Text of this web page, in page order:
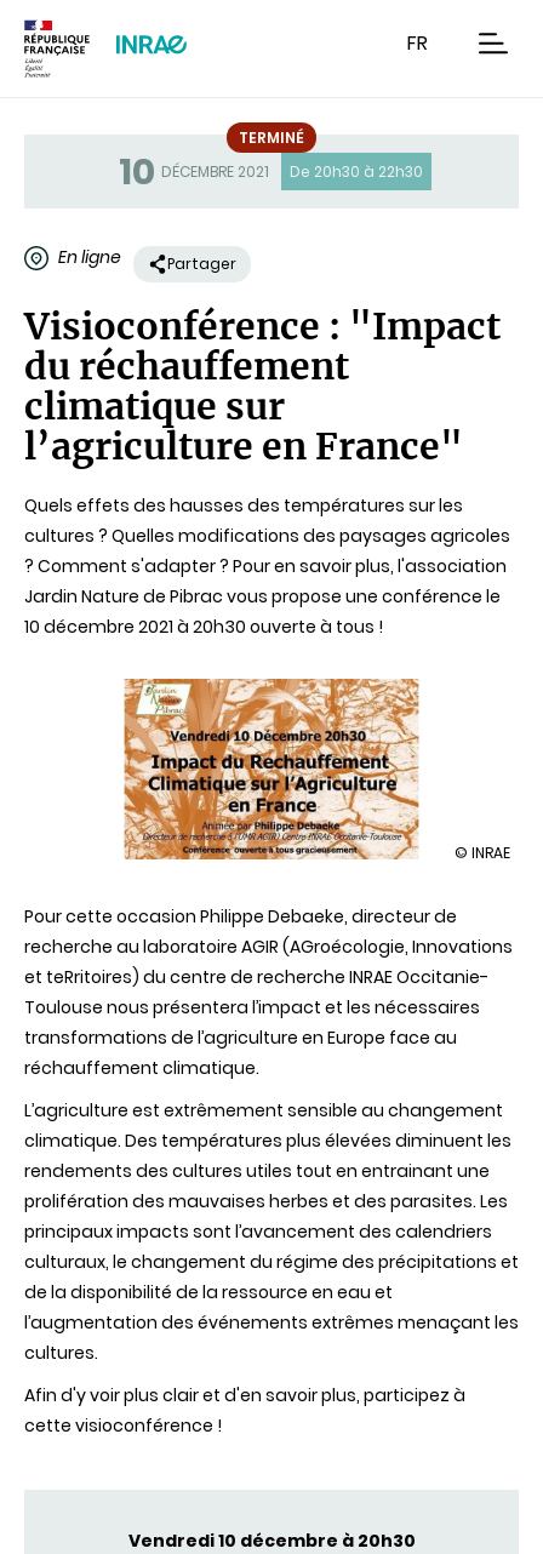
FR
10 DÉCEMBRE 2021 De 20h30 à 22h30
Statut
TERMINÉ
En ligne Partager
Visioconférence : "Impact
du réchauffement
climatique sur
l’agriculture en France"
Quels effets des hausses des températures sur les
cultures ? Quelles modifications des paysages agricoles
? Comment s'adapter ? Pour en savoir plus, l'association
Jardin Nature de Pibrac vous propose une conférence le
10 décembre 2021 à 20h30 ouverte à tous !
illustration
"Impact
climatique
en
© INRAE
Pour cette occasion Philippe Debaeke, directeur de
recherche au laboratoire AGIR (AGroécologie, Innovations
et teRritoires) du centre de recherche INRAEOccitanie-
Toulouse nous présentera l’impact et les nécessaires
transformations de l’agriculture en Europe face au
réchauffement climatique.
L’agriculture est extrêmement sensible au changement
climatique. Des températures plus élevées diminuent les
rendements des cultures utiles tout en entrainant une
prolifération des mauvaises herbes et des parasites. Les
principaux impacts sont l’avancement des calendriers
culturaux, le changement du régime des précipitations et
de la disponibilité de la ressource en eau et
l’augmentation des événements extrêmes menaçant les
cultures.
Afin d'y voir plus clair et d'en savoir plus, participez à
cette visioconférence !
Vendredi 10 décembre à 20h30